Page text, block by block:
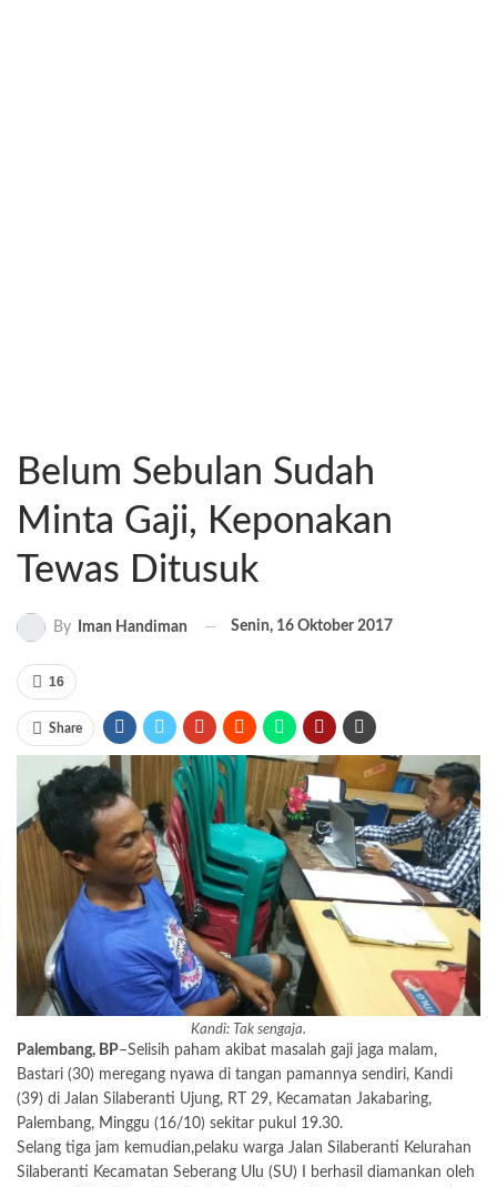
Belum Sebulan Sudah
Minta Gaji, Keponakan
Tewas Ditusuk
By Iman Handiman Senin, 16 Oktober 2017
16
Share
Kandi: Tak sengaja.
Palembang, BP–Selisih paham akibat masalah gaji jaga malam,
Bastari (30)‎ meregang nyawa di tangan pamannya sendiri, Kandi
(39) di Jalan Silaberanti Ujung, RT 29, Kecamatan Jakabaring,
Palembang, Minggu (16/10) sekitar pukul 19.30.
Selang tiga jam kemudian,pelaku warga Jalan Silaberanti Kelurahan
Silaberanti Kecamatan Seberang Ulu (SU) I berhasil diamankan oleh